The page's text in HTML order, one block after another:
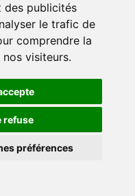
des publicités
le trafic de
comprendre la
visiteurs.
refuse
préférences